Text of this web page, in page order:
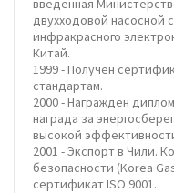
введенная
двухходовой насосной
инфракрасного
Китай.
1999 - Получен
стандартам.
2000 - Награжден
награда за
высокой
2001 - Экспорт в Чили.
безопасности (Korea
сертификат ISO 9001.